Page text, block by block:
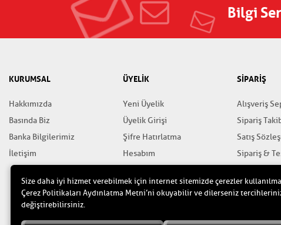
Bilgi
KURUMSAL
Hakkımızda
Basında Biz
Banka Bilgilerimiz
İletişim
ÜYELİK
Yeni Üyelik
Üyelik Girişi
Şifre Hatırlatma
Hesabım
SİPARİŞ
Alışveriş
Sipariş
Satış
Sipariş &
Yardım
Size daha iyi hizmet verebilmek için internet sitemizde çerezler
Çerez Politikaları Aydınlatma Metni’ni okuyabilir ve dilerseniz
değiştirebilirsiniz.